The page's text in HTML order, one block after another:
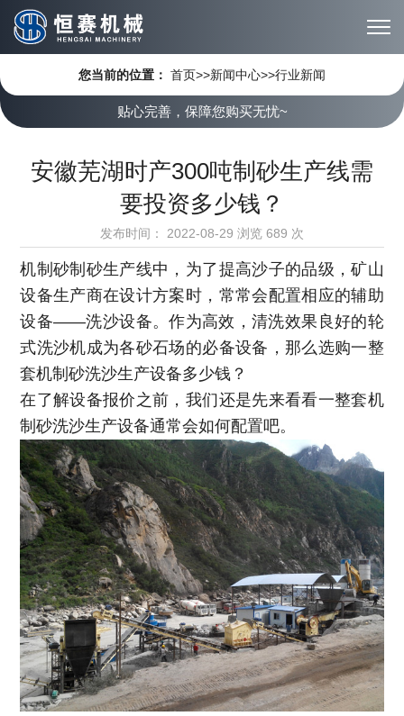
您当前的位置： 首页>>新闻中心>>行业新闻
贴心完善，保障您购买无忧~
安徽芜湖时产300吨制砂生产线需
要投资多少钱？
发布时间： 2022-08-29 浏览 689 次
机制砂制砂生产线中，为了提高沙子的品级，矿山
设备生产商在设计方案时，常常会配置相应的辅助
设备——洗沙设备。作为高效，清洗效果良好的轮
式洗沙机成为各砂石场的必备设备，那么选购一整
套机制砂洗沙生产设备多少钱？
在了解设备报价之前，我们还是先来看看一整套机
制砂洗沙生产设备通常会如何配置吧。